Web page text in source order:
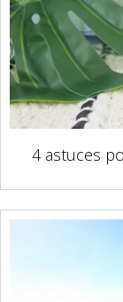
4 astuces